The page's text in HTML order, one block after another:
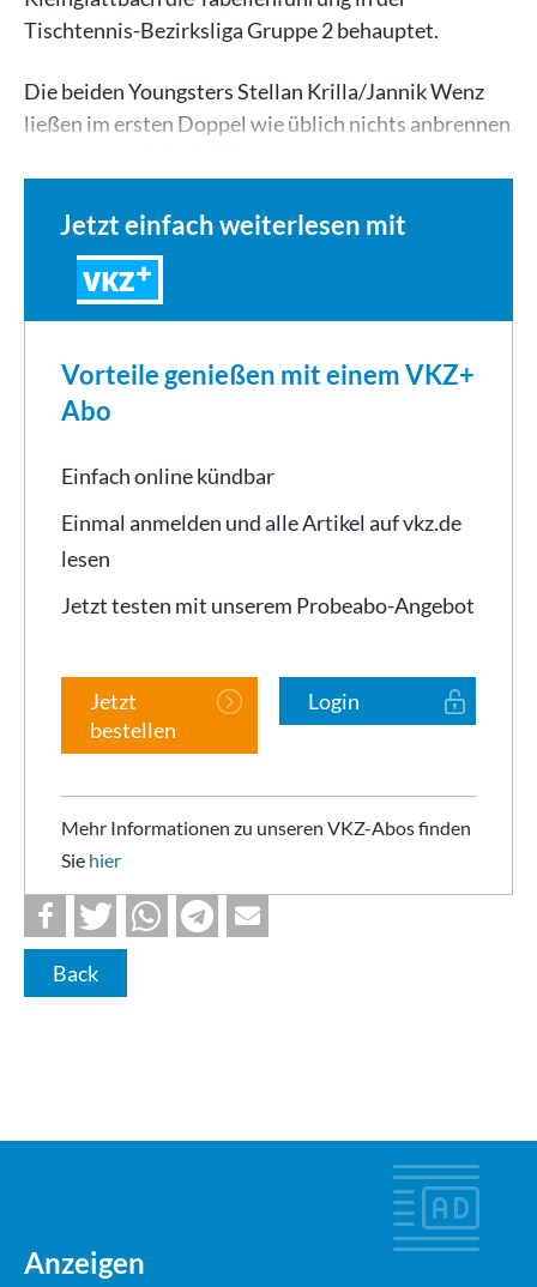
Tischtennis-Bezirksliga Gruppe 2 behauptet.
Die beiden Youngsters Stellan Krilla/Jannik Wenz
ließen im ersten Doppel wie üblich nichts anbrennen
Jetzt einfach weiterlesen mit
VKZ
Vorteile genießen mit einem VKZ+
Abo
Einfach online kündbar
Einmal anmelden und alle Artikel auf vkz.de
lesen
Jetzt testen mit unserem Probeabo-Angebot
Jetzt
bestellen
Login
Mehr Informationen zu unseren VKZ-Abos finden
Sie hier
Back
Anzeigen